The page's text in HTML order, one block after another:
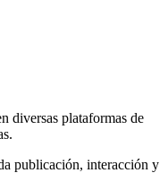
diversas plataformas de
publicación, interacción y